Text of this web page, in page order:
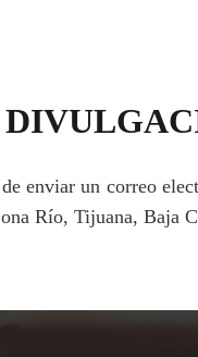
enviar un correo
Río, Tijuana, Baja